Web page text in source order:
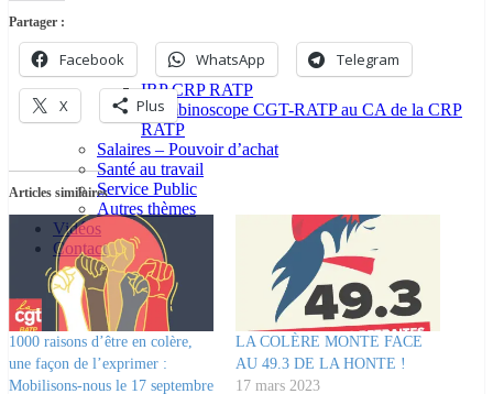
IRP CRP RATP
Trombinoscope CGT-RATP au CA de la CRP
RATP
Salaires – Pouvoir d’achat
Santé au travail
Service Public
Autres thèmes
Vidéos
Contact
Partager :
Facebook WhatsApp Telegram
X Plus
Articles similaires
1000 raisons d’être en colère,
une façon de l’exprimer :
Mobilisons-nous le 17 septembre
LA COLÈRE MONTE FACE
AU 49.3 DE LA HONTE !
17 mars 2023